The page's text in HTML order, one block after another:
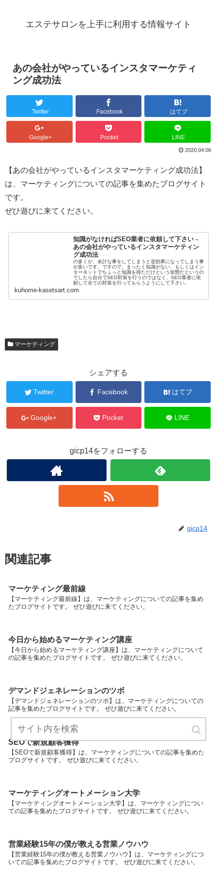
エステサロンを上手に利用する情報サイト
あの会社がやっているインスタマーケティ
ング成功法
Twitter Facebook はてブ
Google+ Pocket LINE
2020.04.06
【あの会社がやっているインスタマーケティング成功法】
は、マーケティングについての記事を集めたブログサイト
です。
ぜひ遊びに来てください。
知識がなければSEO業者に依頼して下さい -
あの会社がやっているインスタマーケティン
グ成功法
の多くが、余計な事をしてしまうと逆効果になってしまう事
が多いです。ですので、まったく知識がない、もしくはイン
ターネットでちょっと知識を得ただけという状態だというの
でしたら自分でSEO対策を行うのではなく、SEO業者に依
頼して全ての対策を行ってもらうようにして下さい。
kuhome-kasetsart.com
マーケティング
シェアする
Twitter Facebook はてブ
Google+ Pocket LINE
gicp14をフォローする
gicp14
関連記事
マーケティング最前線
【マーケティング最前線】は、マーケティングについての記事を集め
たブログサイトです。 ぜひ遊びに来てください。
今日から始めるマーケティング講座
【今日から始めるマーケティング講座】は、マーケティングについて
の記事を集めたブログサイトです。 ぜひ遊びに来てください。
デマンドジェネレーションのツボ
【デマンドジェネレーションのツボ】は、マーケティングについての
記事を集めたブログサイトです。 ぜひ遊びに来てください。
SEOで新規顧客獲得
【SEOで新規顧客獲得】は、マーケティングについての記事を集めた
ブログサイトです。 ぜひ遊びに来てください。
マーケティングオートメーション大学
【マーケティングオートメーション大学】は、マーケティングについ
ての記事を集めたブログサイトです。 ぜひ遊びに来てください。
営業経験15年の僕が教える営業ノウハウ
【営業経験15年の僕が教える営業ノウハウ】は、マーケティングにつ
いての記事を集めたブログサイトです。 ぜひ遊びに来てください。